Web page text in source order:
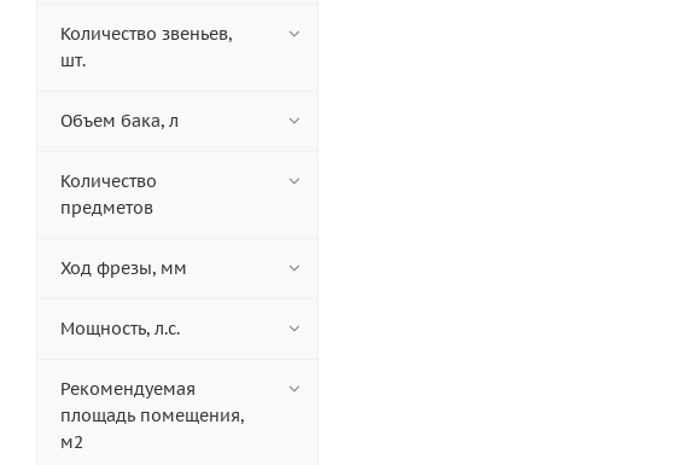
Количество звеньев,
шт.
Объем бака, л
Количество
предметов
Ход фрезы, мм
Мощность, л.с.
Рекомендуемая
площадь помещения,
м2